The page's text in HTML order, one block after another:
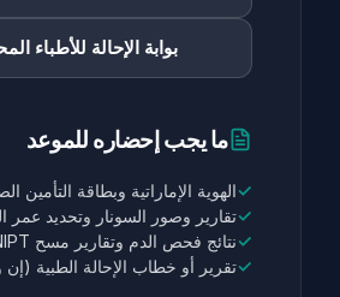
بوابة الإحالة للأطباء
ما يجب إحضاره للموعد
✓الهوية الإماراتية وبطاقة التأمين
✓تقارير وصور السونار وتحديد عمر
✓نتائج فحص الدم وتقارير مسح NIPT
✓تقرير أو خطاب الإحالة الطبية